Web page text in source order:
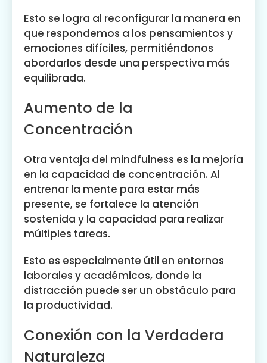
Esto se logra al reconfigurar la manera en
que respondemos a los pensamientos y
emociones difíciles, permitiéndonos
abordarlos desde una perspectiva más
equilibrada.
Aumento de la
Concentración
Otra ventaja del mindfulness es la mejoría
en la capacidad de concentración. Al
entrenar la mente para estar más
presente, se fortalece la atención
sostenida y la capacidad para realizar
múltiples tareas.
Esto es especialmente útil en entornos
laborales y académicos, donde la
distracción puede ser un obstáculo para
la productividad.
Conexión con la Verdadera
Naturaleza